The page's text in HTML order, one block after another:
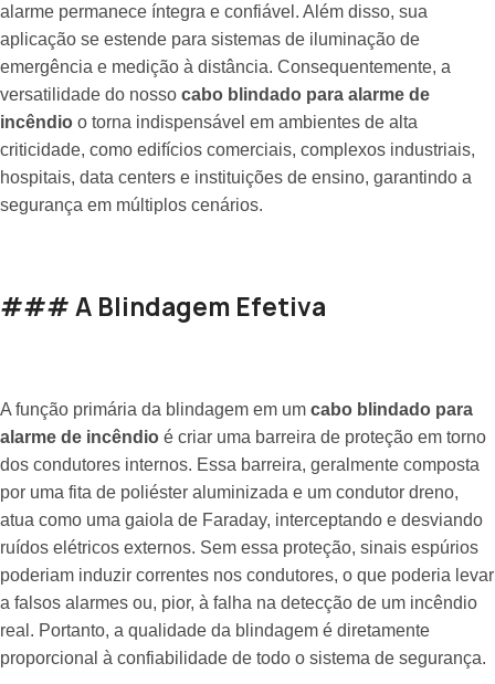
alarme permanece íntegra e confiável. Além disso, sua
aplicação se estende para sistemas de iluminação de
emergência e medição à distância. Consequentemente, a
versatilidade do nosso cabo blindado para alarme de
incêndio o torna indispensável em ambientes de alta
criticidade, como edifícios comerciais, complexos industriais,
hospitais, data centers e instituições de ensino, garantindo a
segurança em múltiplos cenários.
### A Blindagem Efetiva
A função primária da blindagem em um cabo blindado para
alarme de incêndio é criar uma barreira de proteção em torno
dos condutores internos. Essa barreira, geralmente composta
por uma fita de poliéster aluminizada e um condutor dreno,
atua como uma gaiola de Faraday, interceptando e desviando
ruídos elétricos externos. Sem essa proteção, sinais espúrios
poderiam induzir correntes nos condutores, o que poderia levar
a falsos alarmes ou, pior, à falha na detecção de um incêndio
real. Portanto, a qualidade da blindagem é diretamente
proporcional à confiabilidade de todo o sistema de segurança.